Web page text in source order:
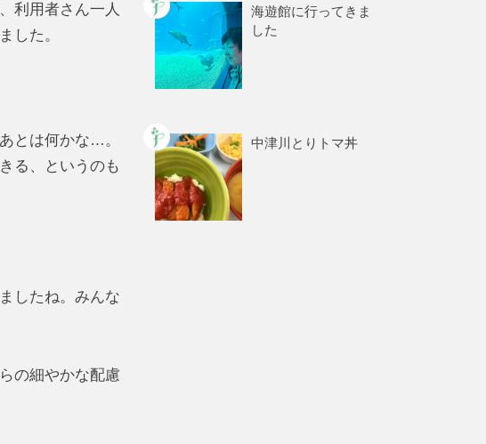
利用者さん一人
した。
とは何かな…。
る、というのも
したね。みんな
の細やかな配慮
海遊館に行ってきま
した
中津川とりトマ丼